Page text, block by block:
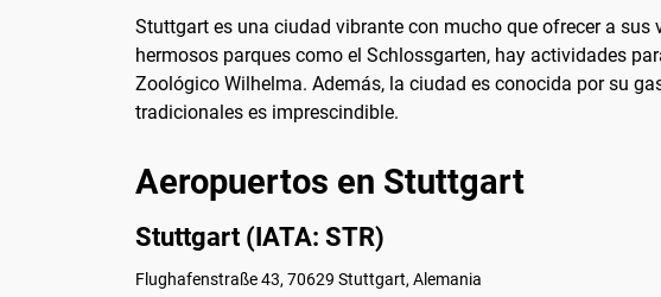
Stuttgart es una ciudad vibrante con mucho que ofrecer a
hermosos parques como el Schlossgarten, hay actividades
Zoológico Wilhelma. Además, la ciudad es conocida por su
tradicionales es imprescindible.
Aeropuertos en Stuttgart
Stuttgart (IATA: STR)
Flughafenstraße 43, 70629 Stuttgart, Alemania